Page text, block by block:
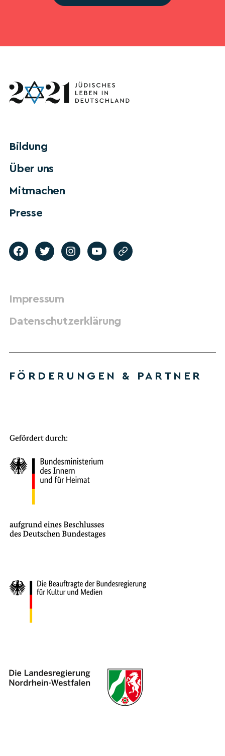
Bildung
Über uns
Mitmachen
Presse
Impressum
Datenschutzerklärung
FÖRDERUNGEN & PARTNER